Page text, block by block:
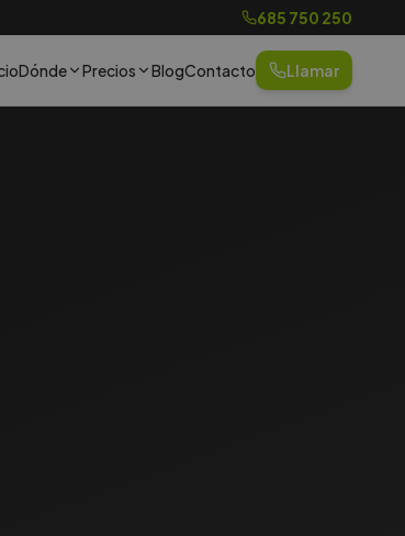
685 750 250
Dónde Precios BlogContacto Llamar